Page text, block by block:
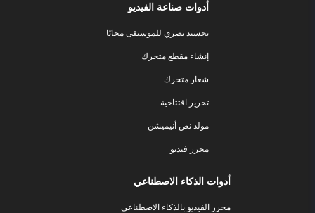
أدوات صناعة الفيديو
تجسيد بصري للموسيقى مجانًا
إنشاء مقطع متحرك
شعار متحرك
تحرير افتتاحية
مولد نص أنيميشن
محرر فيديو
أدوات الذكاء الاصطناعي
محرر الفيديو بالذكاء الاصطناعي